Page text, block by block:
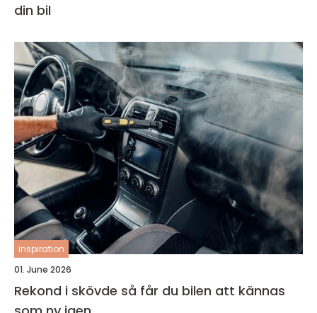
din bil
inspiration
01. June 2026
Rekond i skövde så får du bilen att kännas